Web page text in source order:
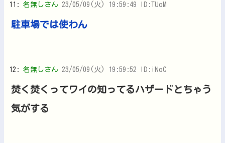
11: 名無しさん 23/05/09(火) 19:59:49 ID:TUoM
駐車場では使わん
12: 名無しさん 23/05/09(火) 19:59:52 ID:iNoC
焚く焚くってワイの知ってるハザードとちゃう
気がする